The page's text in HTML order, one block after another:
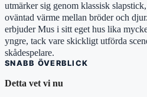
utmärker sig genom klassisk
oväntad värme mellan bröder och
erbjuder Mus i sitt eget hus lika
yngre, tack vare skickligt utförda
skådespelare.
SNABB ÖVERBLICK
Detta vet vi nu